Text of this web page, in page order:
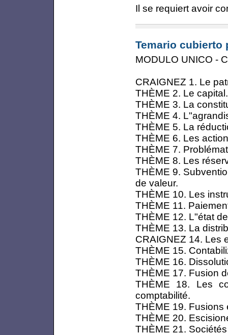
Il se requiert avoir
Temario cubierto
MODULO UNICO -
CRAIGNEZ 1. Le
THÈME 2. Le capital.
THÈME 3. La
THÈME 4.
THÈME 5. La
THÈME 6. Les
THÈME 7.
THÈME 8. Les
THÈME 9.
de valeur.
THÈME 10. Les
THÈME 11.
THÈME 12. L"état
THÈME 13. La
CRAIGNEZ 14. Les
THÈME 15.
THÈME 16.
THÈME 17. Fusion
THÈME 18. Les
comptabilité.
THÈME 19. Fusions
THÈME 20.
THÈME 21.